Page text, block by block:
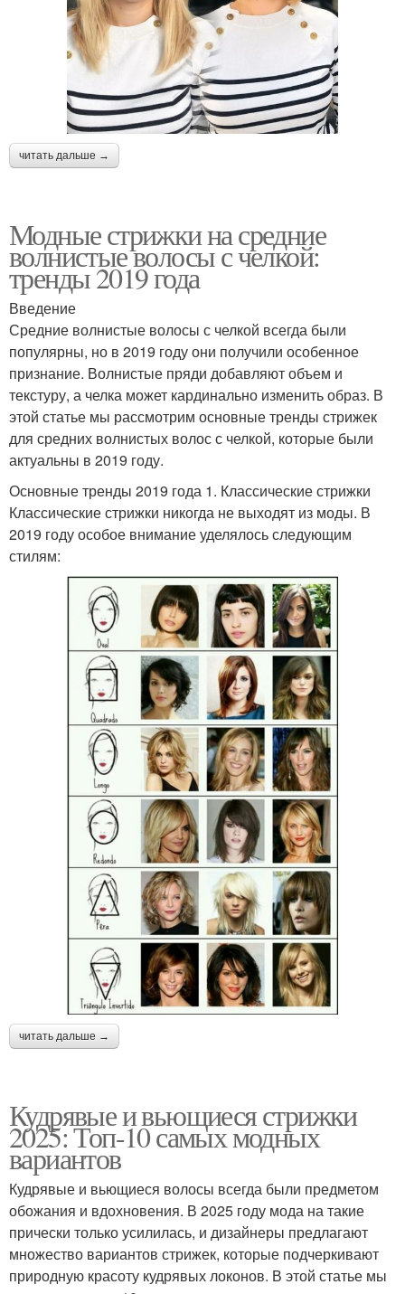
читать дальше →
Модные стрижки на средние
волнистые волосы с челкой:
тренды 2019 года
Введение
Средние волнистые волосы с челкой всегда были
популярны, но в 2019 году они получили особенное
признание. Волнистые пряди добавляют объем и
текстуру, а челка может кардинально изменить образ. В
этой статье мы рассмотрим основные тренды стрижек
для средних волнистых волос с челкой, которые были
актуальны в 2019 году.
Основные тренды 2019 года 1. Классические стрижки
Классические стрижки никогда не выходят из моды. В
2019 году особое внимание уделялось следующим
стилям:
читать дальше →
Кудрявые и вьющиеся стрижки
2025: Топ-10 самых модных
вариантов
Кудрявые и вьющиеся волосы всегда были предметом
обожания и вдохновения. В 2025 году мода на такие
прически только усилилась, и дизайнеры предлагают
множество вариантов стрижек, которые подчеркивают
природную красоту кудрявых локонов. В этой статье мы